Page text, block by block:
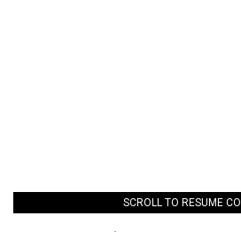
SCROLL TO RESUME